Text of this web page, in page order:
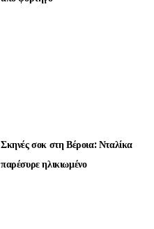
Σκηνές σοκ στη Βέροια: Νταλίκα
παρέσυρε ηλικιωμένο